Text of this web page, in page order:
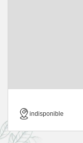
indisponible